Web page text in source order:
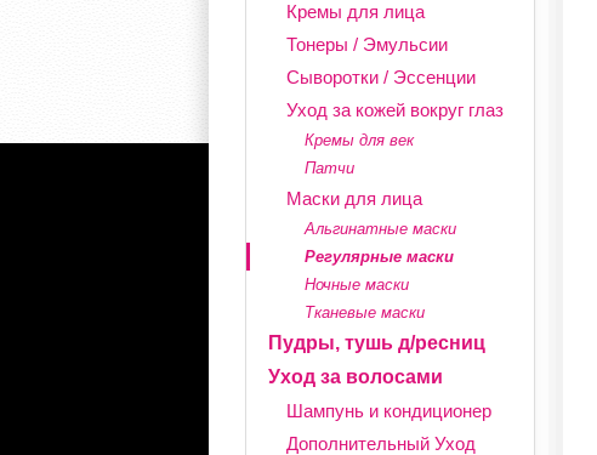
Кремы для лица
Тонеры / Эмульсии
Сыворотки / Эссенции
Уход за кожей вокруг глаз
Кремы для век
Патчи
Маски для лица
Альгинатные маски
Регулярные маски
Ночные маски
Тканевые маски
Пудры, тушь д/ресниц
Уход за волосами
Шампунь и кондиционер
Дополнительный Уход